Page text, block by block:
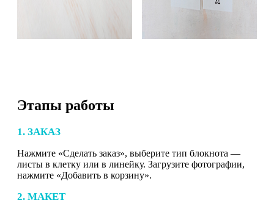
Этапы работы
1. ЗАКАЗ
Нажмите «Сделать заказ», выберите тип блокнота —
листы в клетку или в линейку. Загрузите фотографии,
нажмите «Добавить в корзину».
2. МАКЕТ